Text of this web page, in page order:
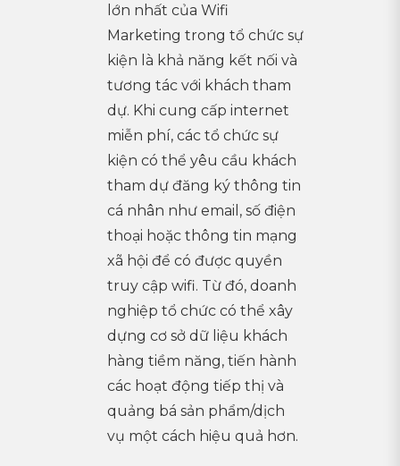
lớn nhất của Wifi
Marketing trong tổ chức sự
kiện là khả năng kết nối và
tương tác với khách tham
dự. Khi cung cấp internet
miễn phí, các tổ chức sự
kiện có thể yêu cầu khách
tham dự đăng ký thông tin
cá nhân như email, số điện
thoại hoặc thông tin mạng
xã hội để có được quyền
truy cập wifi. Từ đó, doanh
nghiệp tổ chức có thể xây
dựng cơ sở dữ liệu khách
hàng tiềm năng, tiến hành
các hoạt động tiếp thị và
quảng bá sản phẩm/dịch
vụ một cách hiệu quả hơn.